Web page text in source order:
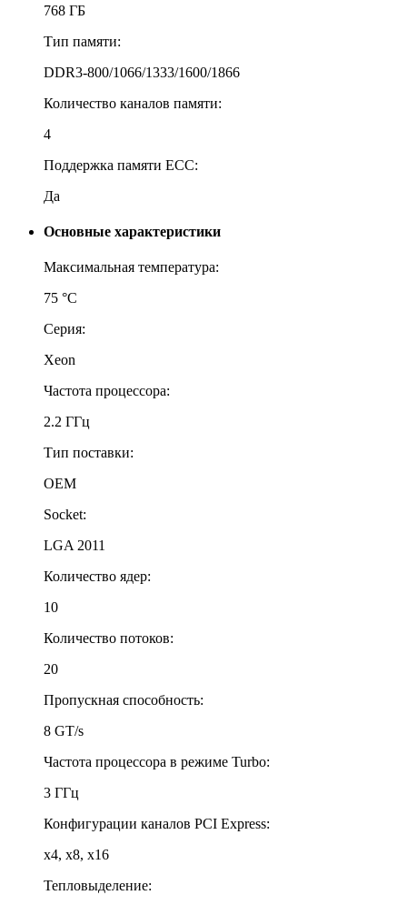
768 ГБ
Тип памяти:
DDR3-800/1066/1333/1600/1866
Количество каналов памяти:
4
Поддержка памяти ECC:
Да
Основные характеристики
Максимальная температура:
75 °С
Серия:
Xeon
Частота процессора:
2.2 ГГц
Тип поставки:
OEM
Socket:
LGA 2011
Количество ядер:
10
Количество потоков:
20
Пропускная способность:
8 GT/s
Частота процессора в режиме Turbo:
3 ГГц
Конфигурации каналов PCI Express:
x4, x8, x16
Тепловыделение: